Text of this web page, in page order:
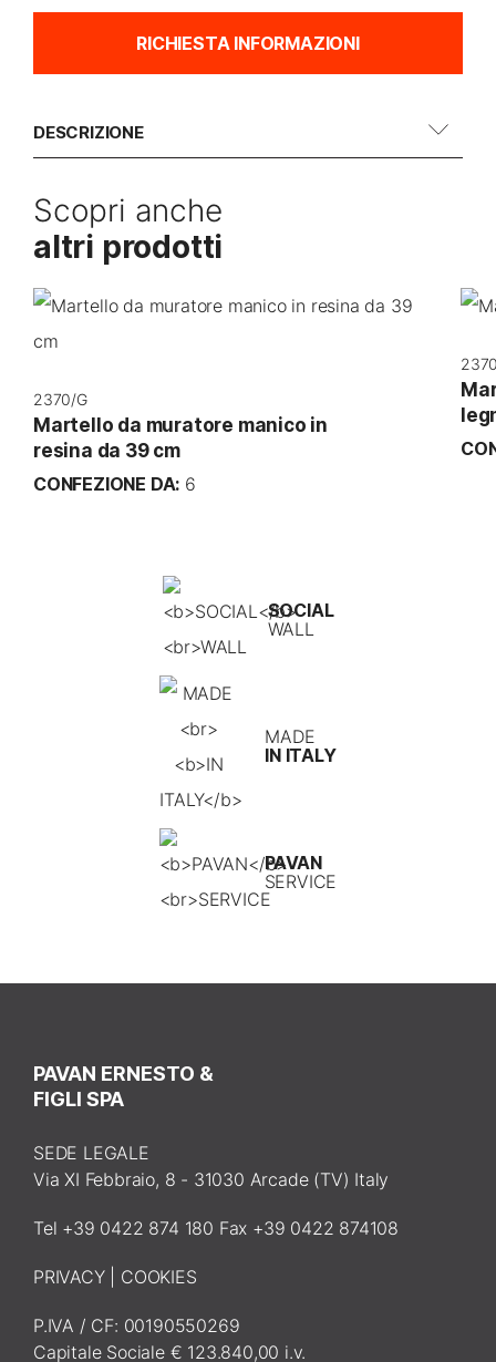
RICHIESTA INFORMAZIONI
DESCRIZIONE
Scopri anche
altri prodotti
2370/G
Martello da muratore manico in
resina da 39 cm
CONFEZIONE DA: 6
SOCIAL
WALL
MADE
IN ITALY
PAVAN
SERVICE
PAVAN ERNESTO &
FIGLI SPA
SEDE LEGALE
Via XI Febbraio, 8 - 31030 Arcade (TV) Italy
Tel +39 0422 874 180 Fax +39 0422 874108
PRIVACY| COOKIES
P.IVA / CF: 00190550269
Capitale Sociale € 123.840,00 i.v.